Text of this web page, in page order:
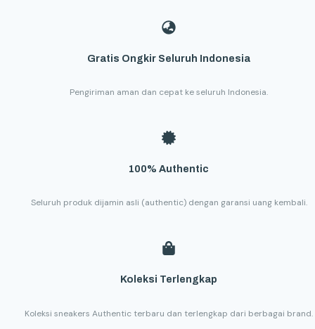
Gratis Ongkir Seluruh Indonesia
Pengiriman aman dan cepat ke seluruh Indonesia.
100% Authentic
Seluruh produk dijamin asli (authentic) dengan garansi uang kembali.
Koleksi Terlengkap
Koleksi sneakers Authentic terbaru dan terlengkap dari berbagai brand.